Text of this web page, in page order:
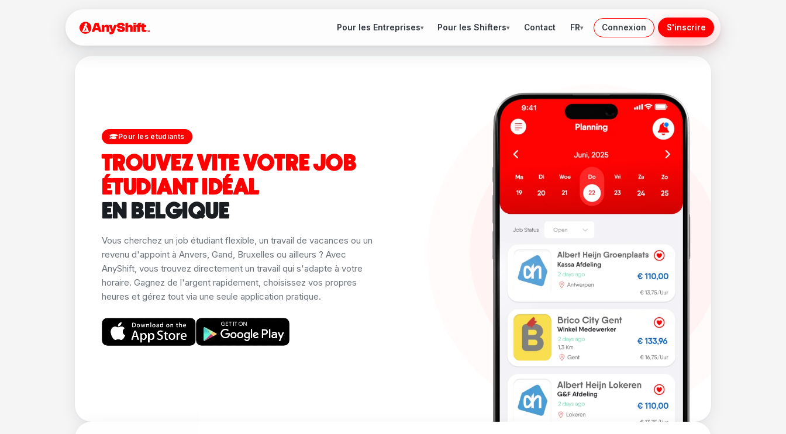
Pour les Entreprises▾ Pour les Shifters▾ Contact FR▾ Connexion S'inscrire
Pour les étudiants
TROUVEZ VITE VOTRE JOB
ÉTUDIANT IDÉAL
EN BELGIQUE
Vous cherchez un job étudiant flexible, un travail de vacances ou un
revenu d'appoint à Anvers, Gand, Bruxelles ou ailleurs ? Avec
AnyShift, vous trouvez directement un travail qui s'adapte à votre
horaire. Gagnez de l'argent rapidement, choisissez vos propres
heures et gérez tout via une seule application pratique.